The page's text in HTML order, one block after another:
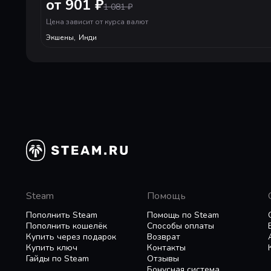
Разрушаемый ландшафт открывает
Правосудия) позволят одним выстрелом
от 901 ₽1 081 ₽
Цена зависит от курса валют
Экшены, Инди
Steam
Пополнить Steam
Пополнить кошелёк
Купить через подарок
Купить ключ
Гайды по Steam
Помощь
Помощь по Steam
Способы оплаты
Возврат
Контакты
Отзывы